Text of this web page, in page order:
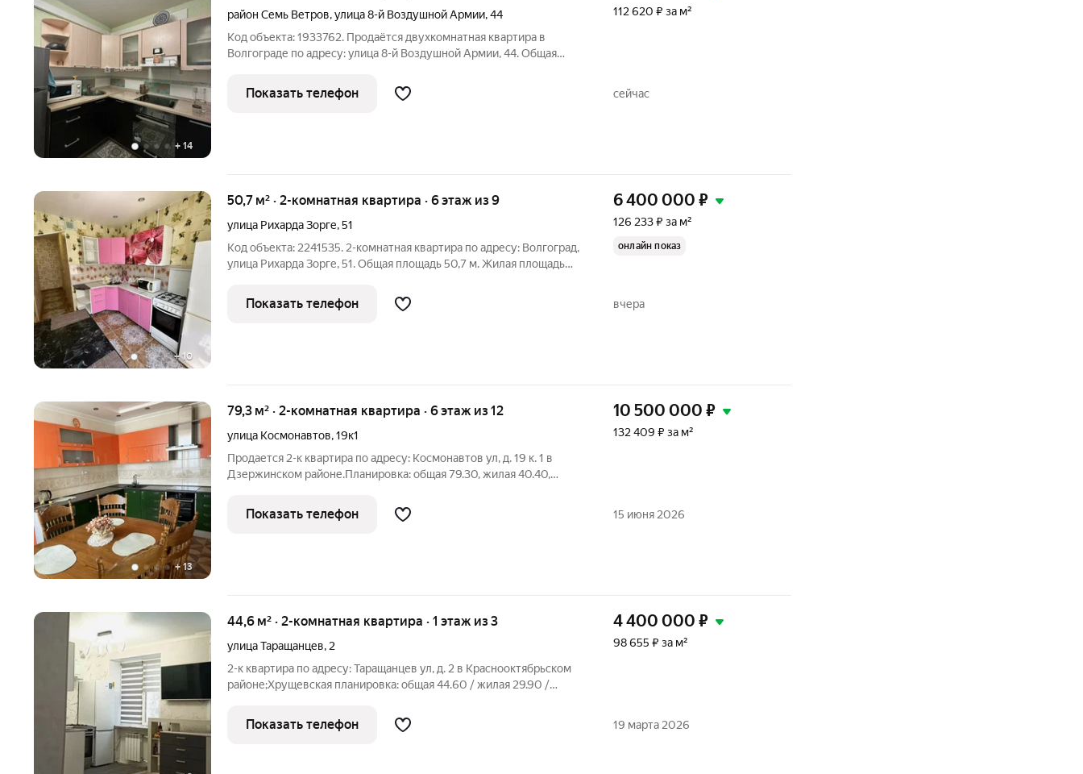
+ 14
район Семь Ветров,улица 8-й Воздушной Армии,44
Код объекта: 1933762. Продаётся двухкомнатная квартира в
Волгограде по адресу: улица 8-й Воздушной Армии, 44. Общая
площадь. Две изолированные комнаты 11,6 кв. м и 16,7 кв. м и
кухня
112 620 ₽ за м²
Показать телефон сейчас
+10
50,7 м² · 2-комнатная квартира · 6 этаж из 9
улица Рихарда Зорге,51
Код объекта: 2241535. 2-комнатная квартира по адресу: Волгоград,
улица Рихарда Зорге, 51. Общая площадь 50,7 м. Жилая площадь
6 400 000 ₽
126 233 ₽ за м²
онлайн показ
Показать телефон вчера
+13
79,3 м² · 2-комнатная квартира · 6 этаж из 12
улица Космонавтов,19к1
Продается 2-к квартира по адресу: Космонавтов ул, д. 19 к. 1 в
Дзержинском районе.Планировка: общая 79.30, жилая 40.40,
хорошем состоянии: двухуровневые, натяжные потолки.
Пластиковые окна.
10 500 000 ₽
132 409 ₽ за м²
Показать телефон 15 июня 2026
44,6 м² · 2-комнатная квартира · 1 этаж из 3
улица Таращанцев, 2
2-к квартира по адресу: Таращанцев ул, д. 2 в Краснооктябрьском
районе;Хрущевская планировка: общая 44.60 / жилая 29.90 /
хорошем состоянии. В августе 2025 года в квартире выполнен
4 400 000 ₽
98 655 ₽ за м²
Показать телефон 19 марта 2026